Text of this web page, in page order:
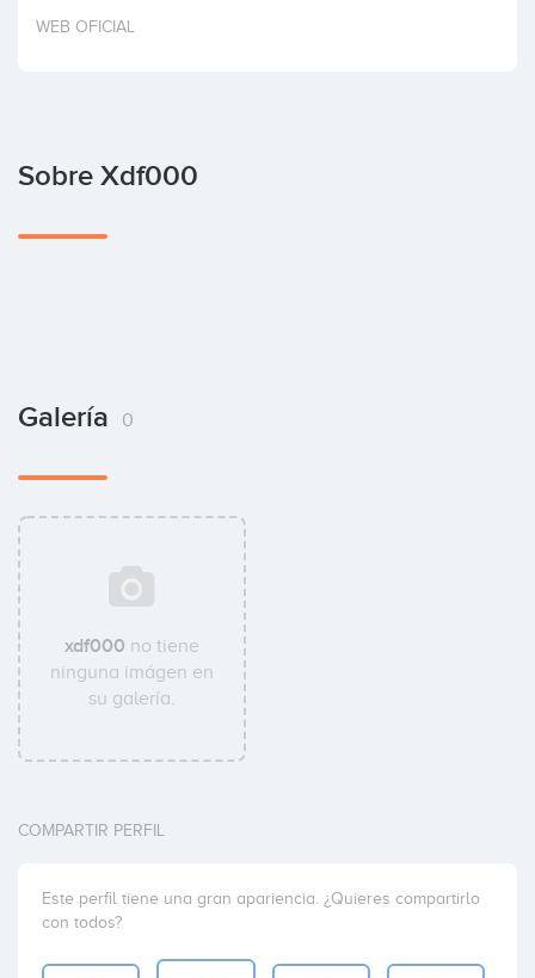
Invertir
WEB OFICIAL
Sobre Xdf000
Galería 0
xdf000 no tiene
ninguna imágen en
su galería.
COMPARTIR PERFIL
Este perfil tiene una gran apariencia. ¿Quieres compartirlo
con todos?